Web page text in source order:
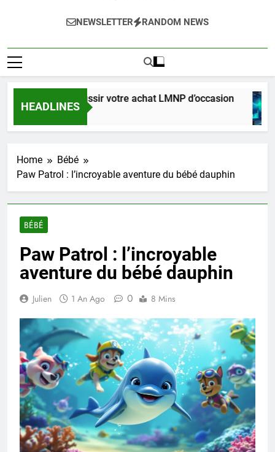
NEWSLETTER RANDOM NEWS
HEADLINES
pour réussir votre achat LMNP d’occasion
Home
Bébé
Paw Patrol : l’incroyable aventure du bébé dauphin
BÉBÉ
Paw Patrol : l’incroyable
aventure du bébé dauphin
Julien 1 An Ago 0 8 Mins